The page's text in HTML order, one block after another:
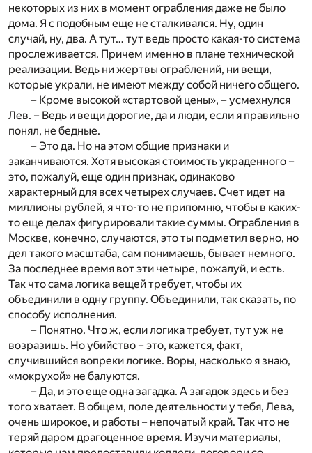
некоторых из них в момент ограбления даже не было
дома. Я с подобным еще не сталкивался. Ну, один
случай, ну, два. А тут… тут ведь просто какая-то система
прослеживается. Причем именно в плане технической
реализации. Ведь ни жертвы ограблений, ни вещи,
которые украли, не имеют между собой ничего общего.
– Кроме высокой «стартовой цены», – усмехнулся
Лев. – Ведь и вещи дорогие, да и люди, если я правильно
понял, не бедные.
– Это да. Но на этом общие признаки и
заканчиваются. Хотя высокая стоимость украденного –
это, пожалуй, еще один признак, одинаково
характерный для всех четырех случаев. Счет идет на
миллионы рублей, я что-то не припомню, чтобы в каких-
то еще делах фигурировали такие суммы. Ограбления в
Москве, конечно, случаются, это ты подметил верно, но
дел такого масштаба, сам понимаешь, бывает немного.
За последнее время вот эти четыре, пожалуй, и есть.
Так что сама логика вещей требует, чтобы их
объединили в одну группу. Объединили, так сказать, по
способу исполнения.
– Понятно. Что ж, если логика требует, тут уж не
возразишь. Но убийство – это, кажется, факт,
случившийся вопреки логике. Воры, насколько я знаю,
«мокрухой» не балуются.
– Да, и это еще одна загадка. А загадок здесь и без
того хватает. В общем, поле деятельности у тебя, Лева,
очень широкое, и работы – непочатый край. Так что не
теряй даром драгоценное время. Изучи материалы,